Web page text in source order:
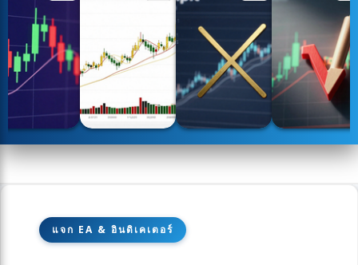
แจก EA & อินดิเคเตอร์